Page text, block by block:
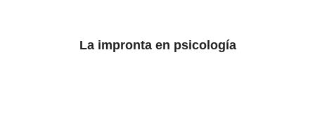
La impronta en psicología